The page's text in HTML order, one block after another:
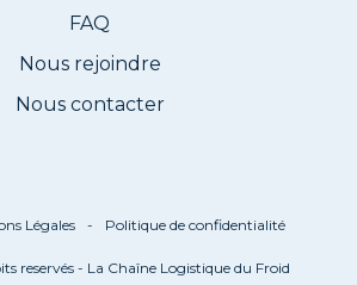
FAQ
Nous rejoindre
Nous contacter
reservés - La Chaîne Logistique du Froid
Légales - Politique de confidentialité